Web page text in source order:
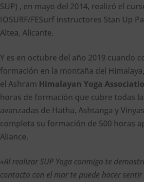
SUP) , en mayo del 2014, realizó el
IOSURF/FESurf instructores Stan Up
Altea, Alicante.
Y es en octubre del año 2019 cuando
formación en la montaña del
el Ashram Himalayan Yoga
horas de formación que cubre todas
avanzadas de Hatha, Ashtanga y
completa su formación de 500 horas
Aliance.
«Al realizar SUP Yoga conmigo te
contacto con el mar te puede hacer